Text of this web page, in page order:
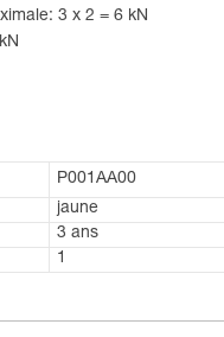
3 x 2 = 6 kN
P001AA00
jaune
3 ans
1